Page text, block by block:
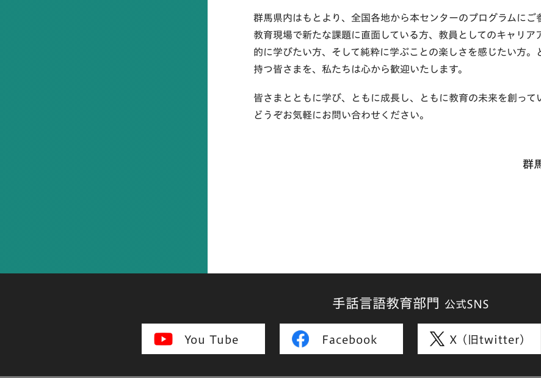
群馬県内はもとより、全国各地から本センターのプログラムにご
教育現場で新たな課題に直面している方、教員としてのキャリ
的に学びたい方、そして純粋に学ぶことの楽しさを感じたい方
持つ皆さまを、私たちは心から歓迎いたします。
皆さまとともに学び、ともに成長し、ともに教育の未来を創って
どうぞお気軽にお問い合わせください。
群
手話言語教育部門 公式SNS
You Tube Facebook X (旧twitter)